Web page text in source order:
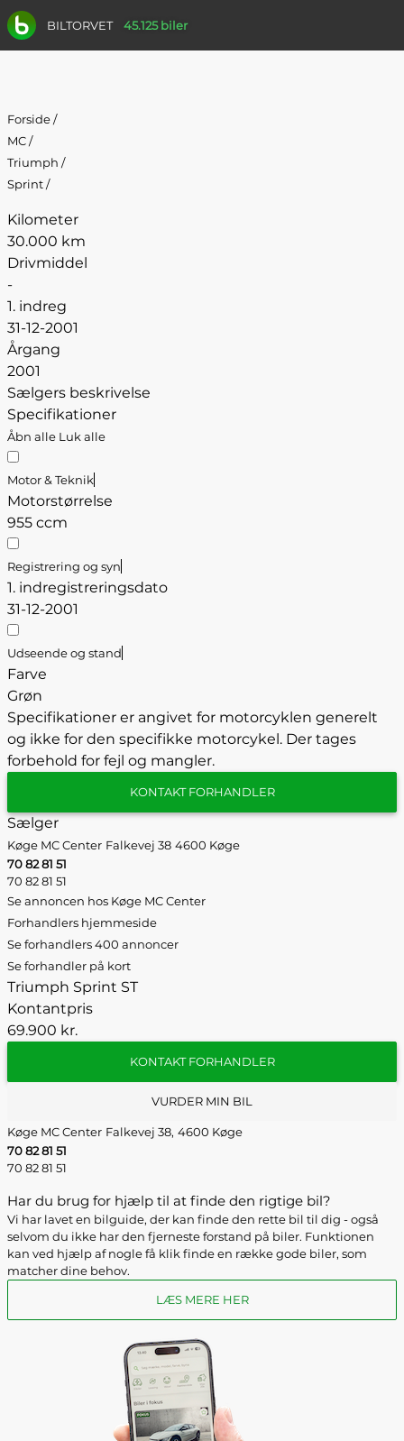
BILTORVET 45.125 biler
Forside/
MC/
Triumph /
Sprint/
Kilometer
30.000 km
Drivmiddel
-
1. indreg
31-12-2001
Årgang
2001
Sælgers beskrivelse
Specifikationer
Åbn alle Luk alle
Motor & Teknik
Motorstørrelse
955 ccm
Registrering og syn
1. indregistreringsdato
31-12-2001
Udseende og stand
Farve
Grøn
Specifikationer er angivet for motorcyklen generelt
og ikke for den specifikke motorcykel. Der tages
forbehold for fejl og mangler.
KONTAKT FORHANDLER
Sælger
Køge MC Center Falkevej 38 4600 Køge
70 82 81 51
70 82 81 51
Se annoncen hos Køge MC Center
Forhandlers hjemmeside
Se forhandlers 400 annoncer
Se forhandler på kort
Triumph Sprint ST
Kontantpris
69.900 kr.
KONTAKT FORHANDLER
VURDER MIN BIL
Køge MC Center Falkevej 38, 4600 Køge
70 82 81 51
70 82 81 51
Har du brug for hjælp til at finde den rigtige bil?
Vi har lavet en bilguide, der kan finde den rette bil til dig - også
selvom du ikke har den fjerneste forstand på biler. Funktionen
kan ved hjælp af nogle få klik finde en række gode biler, som
matcher dine behov.
LÆS MERE HER